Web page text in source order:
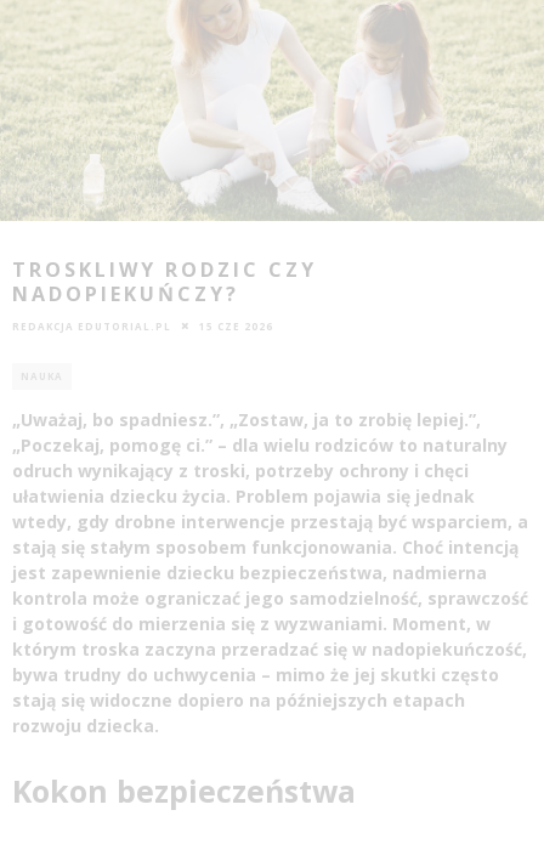
TROSKLIWY RODZIC CZY
NADOPIEKUŃCZY?
REDAKCJA EDUTORIAL.PL 15 CZE 2026
NAUKA
„Uważaj, bo spadniesz.”, „Zostaw, ja to zrobię lepiej.”,
„Poczekaj, pomogę ci.” – dla wielu rodziców to naturalny
odruch wynikający z troski, potrzeby ochrony i chęci
ułatwienia dziecku życia. Problem pojawia się jednak
wtedy, gdy drobne interwencje przestają być wsparciem, a
stają się stałym sposobem funkcjonowania. Choć intencją
jest zapewnienie dziecku bezpieczeństwa, nadmierna
kontrola może ograniczać jego samodzielność, sprawczość
i gotowość do mierzenia się z wyzwaniami. Moment, w
którym troska zaczyna przeradzać się w nadopiekuńczość,
bywa trudny do uchwycenia – mimo że jej skutki często
stają się widoczne dopiero na późniejszych etapach
rozwoju dziecka.
Kokon bezpieczeństwa